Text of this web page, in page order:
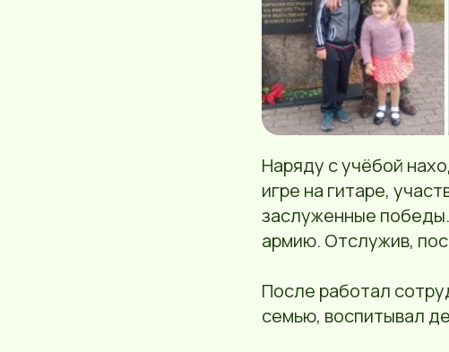
Наряду с учёбой
игре на гитаре,
заслуженные
армию. Отслужив,
После работал
семью, воспитывал